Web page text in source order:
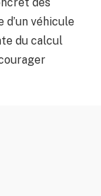
véhicule
du calcul